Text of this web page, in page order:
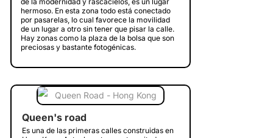
hermoso. En esta zona todo está conectado
por pasarelas, lo cual favorece la movilidad
de un lugar a otro sin tener que pisar la calle.
Hay zonas como la plaza de la bolsa que son
preciosas y bastante fotogénicas.
Queen's road
Es una de las primeras calles construidas en